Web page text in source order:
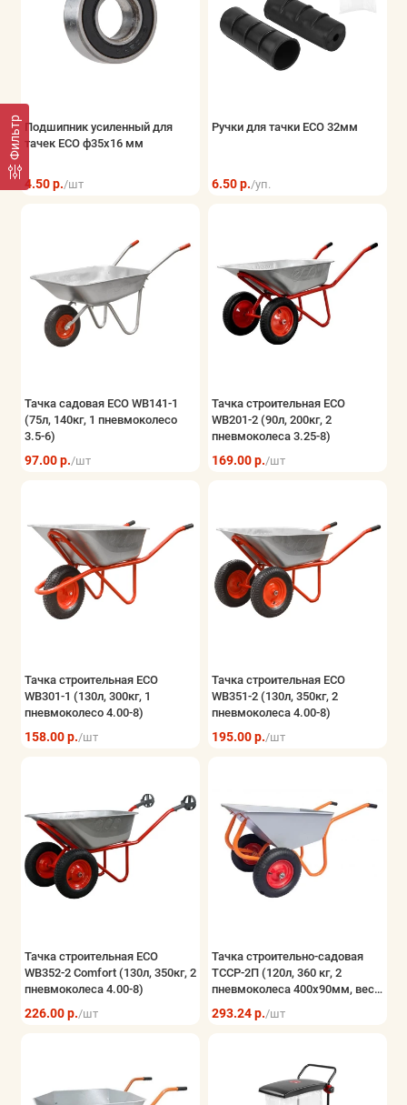
Фильтр Подшипник усиленный для
тачек ECO ф35x16 мм
4.50 р./шт
Ручки для тачки ECO 32мм
6.50 р./уп.
Тачка садовая ECO WB141-1
(75л, 140кг, 1 пневмоколесо
3.5-6)
97.00 р./шт
Тачка строительная ECO
WB201-2 (90л, 200кг, 2
пневмоколеса 3.25-8)
169.00 р./шт
Тачка строительная ECO
WB301-1 (130л, 300кг, 1
пневмоколесо 4.00-8)
158.00 р./шт
Тачка строительная ECO
WB351-2 (130л, 350кг, 2
пневмоколеса 4.00-8)
195.00 р./шт
Тачка строительная ECO
WB352-2 Comfort (130л, 350кг, 2
пневмоколеса 4.00-8)
226.00 р./шт
Тачка строительно-садовая
ТССР-2П (120л, 360 кг, 2
пневмоколеса 400х90мм, вес
18,5 кг)
293.24 р./шт